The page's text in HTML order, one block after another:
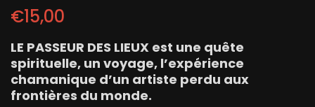
€15,00
LE PASSEUR DES LIEUX est une quête
spirituelle, un voyage, l’expérience
chamanique d’un artiste perdu aux
frontières du monde.